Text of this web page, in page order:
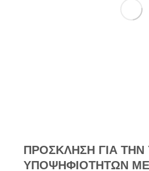
ΠΡΟΣΚΛΗΣΗ ΓΙΑ
ΥΠΟΨΗΦΙΟΤΗΤΩΝ